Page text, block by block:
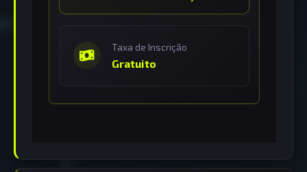
Taxa de Inscrição
Gratuito